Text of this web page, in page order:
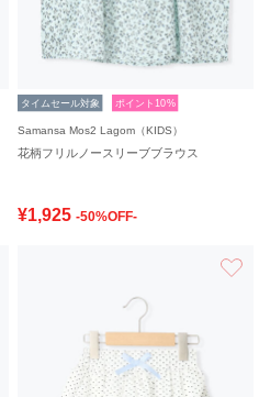
タイムセール対象 ポイント10%
Samansa Mos2 Lagom（KIDS）
花柄フリルノースリーブブラウス
¥1,925 -50%OFF-